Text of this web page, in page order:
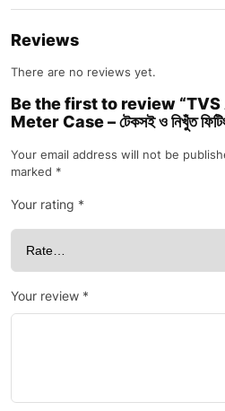
Reviews
There are no reviews yet.
Be the first to review “TVS
Meter Case – টেকসই ও নিখুঁত
Your email address will not be
marked *
Your rating *
Your review *